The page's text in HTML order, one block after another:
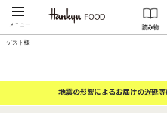
メニュー
ゲスト様
地震の影響によるお届けの遅延